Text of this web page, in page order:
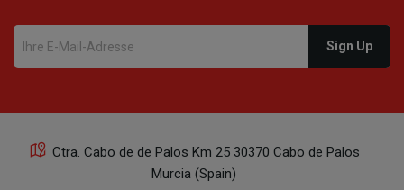
Ctra. Cabo de de Palos Km 25 30370 Cabo de Palos
Murcia (Spain)